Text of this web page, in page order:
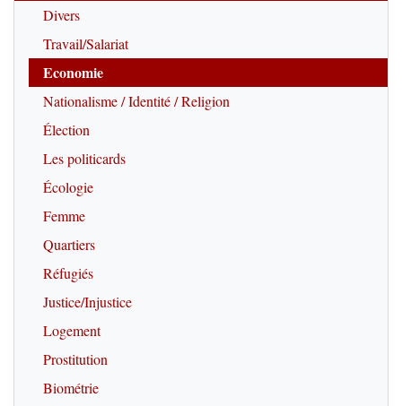
Divers
Travail/Salariat
Economie
Nationalisme / Identité / Religion
Élection
Les politicards
Écologie
Femme
Quartiers
Réfugiés
Justice/Injustice
Logement
Prostitution
Biométrie